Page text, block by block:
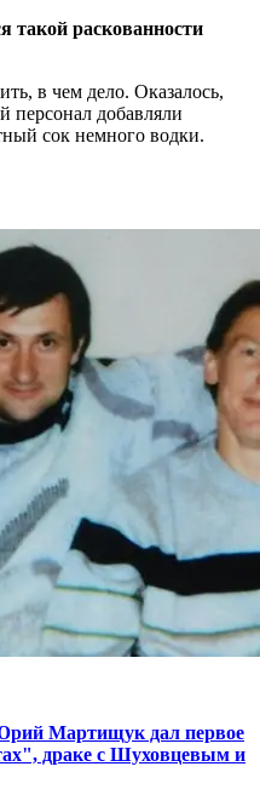
такой раскованности
в чем дело. Оказалось,
добавляли
сок немного водки.
Мартищук дал первое
драке с Шуховцевым и